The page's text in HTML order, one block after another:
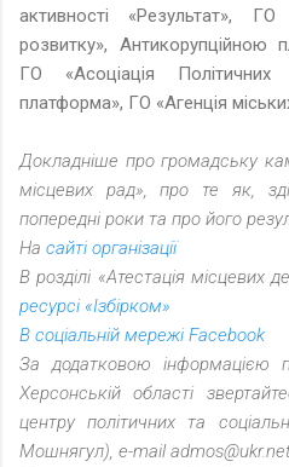
активності «Результат», ГО
розвитку», Антикорупційною
ГО «Асоціація
платформа», ГО «Агенція міських
Докладніше про громадську
місцевих рад», про те як,
попередні роки та про його
На сайті організації
В розділі «Атестація місцевих
ресурсі «Ізбірком»
В соціальній мережі Facebook
За додатковою інформацією
Херсонській області
центру політичних та
Мошнягул), e-mail